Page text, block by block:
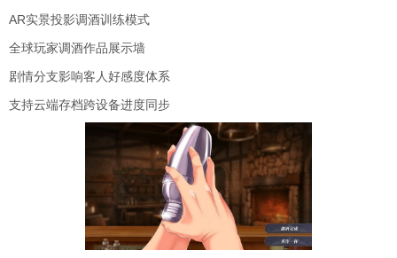
AR实景投影调酒训练模式
全球玩家调酒作品展示墙
剧情分支影响客人好感度体系
支持云端存档跨设备进度同步